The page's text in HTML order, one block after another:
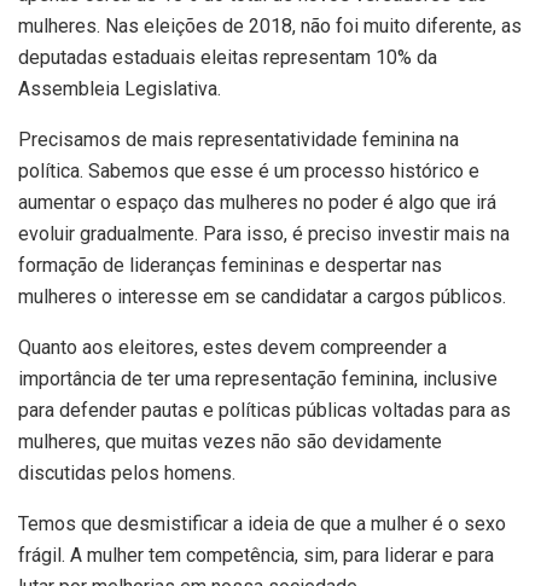
mulheres. Nas eleições de 2018, não foi muito diferente, as
deputadas estaduais eleitas representam 10% da
Assembleia Legislativa.
Precisamos de mais representatividade feminina na
política. Sabemos que esse é um processo histórico e
aumentar o espaço das mulheres no poder é algo que irá
evoluir gradualmente. Para isso, é preciso investir mais na
formação de lideranças femininas e despertar nas
mulheres o interesse em se candidatar a cargos públicos.
Quanto aos eleitores, estes devem compreender a
importância de ter uma representação feminina, inclusive
para defender pautas e políticas públicas voltadas para as
mulheres, que muitas vezes não são devidamente
discutidas pelos homens.
Temos que desmistificar a ideia de que a mulher é o sexo
frágil. A mulher tem competência, sim, para liderar e para